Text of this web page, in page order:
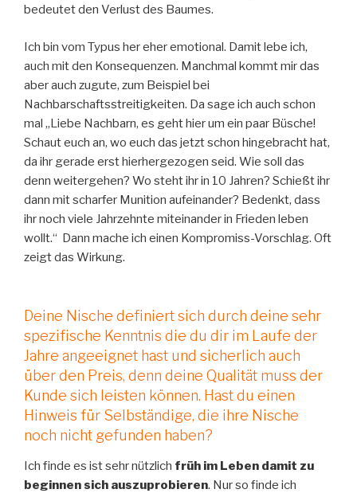
bedeutet den Verlust des Baumes.
Ich bin vom Typus her eher emotional. Damit lebe ich,
auch mit den Konsequenzen. Manchmal kommt mir das
aber auch zugute, zum Beispiel bei
Nachbarschaftsstreitigkeiten. Da sage ich auch schon
mal „Liebe Nachbarn, es geht hier um ein paar Büsche!
Schaut euch an, wo euch das jetzt schon hingebracht hat,
da ihr gerade erst hierhergezogen seid. Wie soll das
denn weitergehen? Wo steht ihr in 10 Jahren? Schießt ihr
dann mit scharfer Munition aufeinander? Bedenkt, dass
ihr noch viele Jahrzehnte miteinander in Frieden leben
wollt.“ Dann mache ich einen Kompromiss-Vorschlag. Oft
zeigt das Wirkung.
Deine Nische definiert sich durch deine sehr
spezifische Kenntnis die du dir im Laufe der
Jahre angeeignet hast und sicherlich auch
über den Preis, denn deine Qualität muss der
Kunde sich leisten können. Hast du einen
Hinweis für Selbständige, die ihre Nische
noch nicht gefunden haben?
Ich finde es ist sehr nützlich früh im Leben damit zu
beginnen sich auszuprobieren. Nur so finde ich